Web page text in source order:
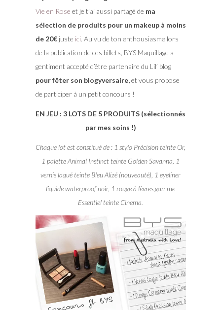
Vie en Rose et je t’ai aussi partagé de ma
sélection de produits pour un makeup à moins
de 20€juste ici. Au vu de ton enthousiasme lors
de la publication de ces billets, BYS Maquillage a
gentiment accepté d’être partenaire du Lil’ blog
pour fêter son blogyversaire,et vous propose
de participer à un petit concours !
EN JEU : 3 LOTS DE 5 PRODUITS (sélectionnés
par mes soins !)
Chaque lot est constitué de : 1 stylo Précision teinte Or,
1 palette Animal Instinct teinte Golden Savanna, 1
vernis laqué teinte Bleu Alizé (nouveauté), 1 eyeliner
liquide waterproof noir, 1 rouge à lèvres gamme
Essentiel teinte Cinema.